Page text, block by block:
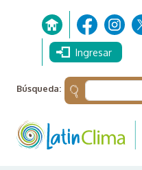
Pasar al contenido principal
Ingresar
Búsqueda: